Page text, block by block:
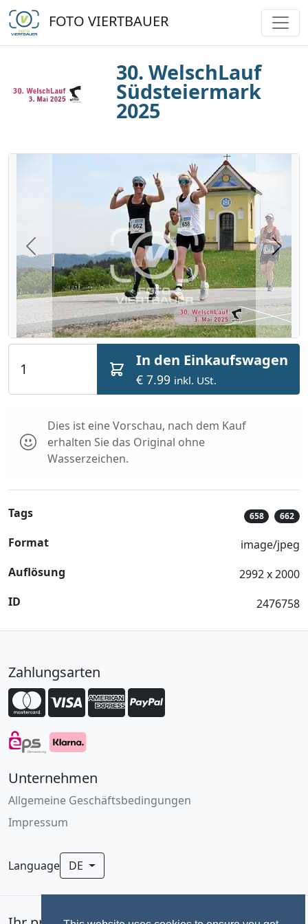
FOTO VIERTBAUER
30. WelschLauf
Südsteiermark
2025
Previous Next
In den Einkaufswagen
€ 7.99 inkl. USt.
Dies ist eine Vorschau, nach dem Kauf
erhalten Sie das Original ohne
Wasserzeichen.
Tags 658 662
Format
image/jpeg
Auflösung
2992 x 2000
ID
2476758
Zahlungsarten
Unternehmen
Allgemeine Geschäftsbedingungen
Impressum
Language DE